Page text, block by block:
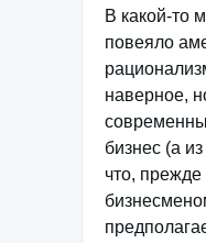
В какой-то
повеяло
наверное,
бизнес (а
что, прежде